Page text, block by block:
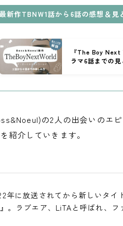
新作TBNW1話から6話の感想＆
『The Boy
ラマ6話までの
の2人の出会いのエ
紹介していきます。
年に放送されてから新しいタ
。ラブエア、LiTAと呼ばれ、フ